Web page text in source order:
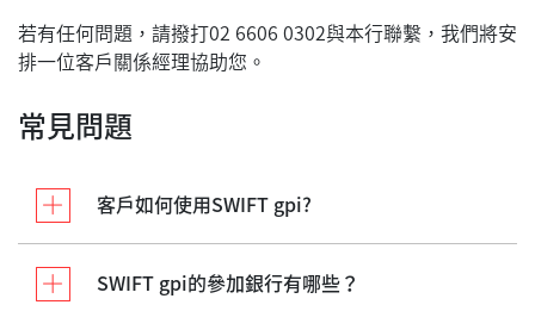
若有任何問題，請撥打02 6606 0302與本行聯繫，我們將安
排一位客戶關係經理協助您。
常見問題
客戶如何使用SWIFT gpi?
SWIFT gpi的參加銀行有哪些？